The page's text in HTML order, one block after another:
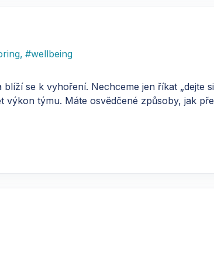
, #wellbeing
se k vyhoření. Nechceme jen říkat „dejte
týmu. Máte osvědčené způsoby, jak